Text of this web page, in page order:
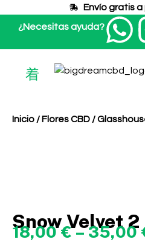
Envío gratis
¿Necesitas ayuda?
Inicio / Flores CBD /
Snow Velvet 2
18,00€–35,00